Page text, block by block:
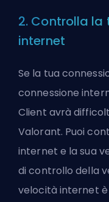
2. Controlla la
internet
Se la tua
connessione
Client avrà
Valorant. Puoi
internet e la sua
di controllo della
velocità internet è